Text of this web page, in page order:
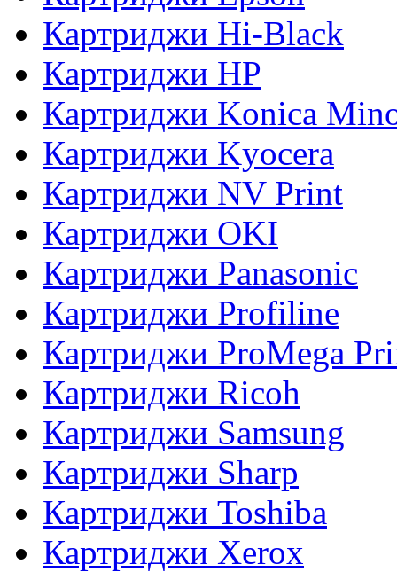
Картриджи Hi-Black
Картриджи HP
Картриджи Konica
Картриджи Kyocera
Картриджи NV Print
Картриджи OKI
Картриджи Panasonic
Картриджи Profiline
Картриджи ProMega
Картриджи Ricoh
Картриджи Samsung
Картриджи Sharp
Картриджи Toshiba
Картриджи Xerox